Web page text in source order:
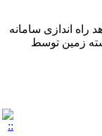
راه اندازی سامانه
زمین توسط